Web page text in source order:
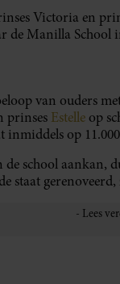
Victoria en
de Manilla School
van ouders
prinses Estelle op
inmiddels op
school aankan,
staat